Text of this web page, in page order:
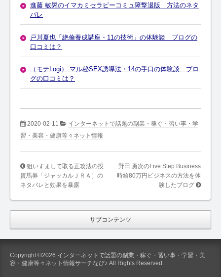
進藤 敏晃のイマカミセラピーコミュ障撃退版 方法のネタ
バレ
戸川夏也「絶倫養成講座・11の技術」の体験談 ブログの
口コミは？
（モテLogi） マル秘SEX誘導法・14の手口の体験談 ブロ
グの口コミは？
2020-02-11
インターネットで話題の副業・稼ぐ・習い事・学
習・美容・健康等々ネット情報
狙いすまして取る正攻法の投
資馬券「ジャッカルＪＲＡ］の
ネタバレと効果を暴露
野田 勇次のFive Step Business
時給80万円ビジネスの方法を体
験したブログ
サブコンテンツ
Copyright ©2026 インターネットで話題の副業・稼ぐ・習い事・学習・美
容・健康等々ネット情報サーチなび♪ All Rights Reserved.